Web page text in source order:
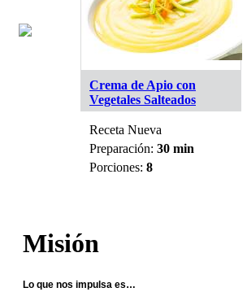
Crema de Apio con
Vegetales Salteados
Receta Nueva
Preparación: 30 min
Porciones: 8
Misión
Lo que nos impulsa es…